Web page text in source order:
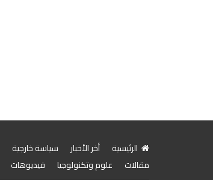
الرئيسية أخر الأخبار سياسة خارجية
مقالات
علوم وتكنولوجيا فيديوهات